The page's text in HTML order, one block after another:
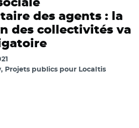
des agents : la
des collectivités va
Projets publics pour Localtis